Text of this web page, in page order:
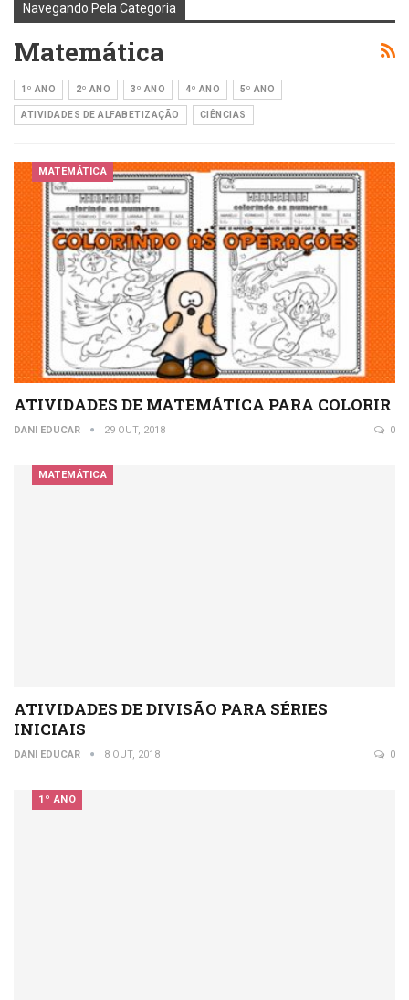
Navegando Pela Categoria
Matemática
1º ANO 2º ANO 3º ANO 4º ANO 5º ANO
ATIVIDADES DE ALFABETIZAÇÃO CIÊNCIAS
MATEMÁTICA
ATIVIDADES DE MATEMÁTICA PARA COLORIR
DANI EDUCAR 29 OUT, 2018 0
MATEMÁTICA
ATIVIDADES DE DIVISÃO PARA SÉRIES
INICIAIS
DANI EDUCAR 8 OUT, 2018 0
1º ANO